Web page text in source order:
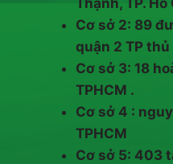
Cơ sở 2: 89
quận 2 TP
Cơ sở 3: 18
TPHCM .
Cơ sở 4 :
TPHCM
Cơ sở 5: 403